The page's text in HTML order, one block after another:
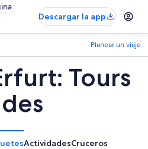
Descargar la app
Planear un viaje
Tours
ActividadesCruceros